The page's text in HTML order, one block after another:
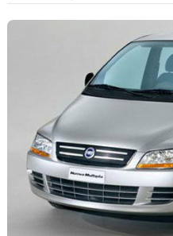
Services
Forum
Moto